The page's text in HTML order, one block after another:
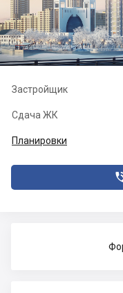
Застройщик
Сдача ЖК
Планировки